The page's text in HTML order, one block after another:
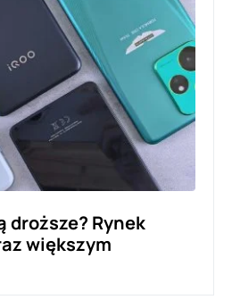
droższe? Rynek
większym